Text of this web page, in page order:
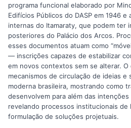
programa funcional elaborado por
Edifícios Públicos do DASP em 1946 e
internas do Itamaraty, que podem ter
posteriores do Palácio dos Arcos.
esses documentos atuam como
— inscrições capazes de estabilizar
em novos contextos sem se alterar.
mecanismos de circulação de ideias
moderna brasileira, mostrando como
desenvolvem para além das
revelando processos institucionais de
formulação de soluções projetuais.